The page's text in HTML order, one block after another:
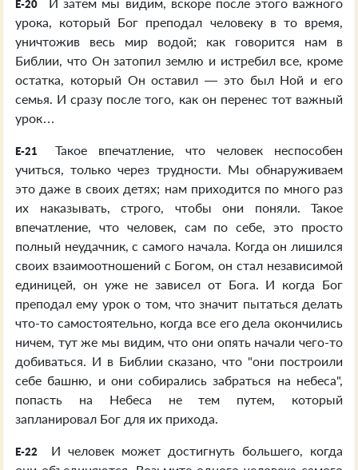
E-20
урока, который Бог преподал человеку в то время,
уничтожив весь мир водой; как говорится нам в
Библии, что Он затопил землю и истребил все, кроме
остатка, который Он оставил — это был Ной и его
семья. И сразу после того, как он перенес тот важный
урок…
E-21
Такое впечатление, что человек неспособен
учиться, только через трудности. Мы обнаруживаем
это даже в своих детях; нам приходится по много раз
их наказывать, строго, чтобы они поняли. Такое
впечатление, что человек, сам по себе, это просто
полный неудачник, с самого начала. Когда он лишился
своих взаимоотношений с Богом, он стал независимой
единицей, он уже не зависел от Бога. И когда Бог
преподал ему урок о том, что значит пытаться делать
что-то самостоятельно, когда все его дела окончились
ничем, тут же мы видим, что они опять начали чего-то
добиваться. И в Библии сказано, что "они построили
себе башню, и они собирались забраться на небеса",
попасть на Небеса не тем путем, который
запланировал Бог для их прихода.
E-22
И человек может достигнуть большего, когда